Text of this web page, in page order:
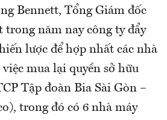
Bennett, Tổng Giám đốc
trong năm nay công ty đẩy
lược để hợp nhất các nhà
mua lại quyền sở hữu
Tập đoàn Bia Sài Gòn –
trong đó có 6 nhà máy